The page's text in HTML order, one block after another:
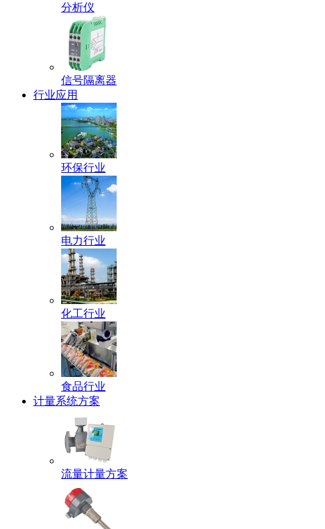
分析仪
信号隔离器
行业应用
环保行业
电力行业
化工行业
食品行业
计量系统方案
流量计量方案